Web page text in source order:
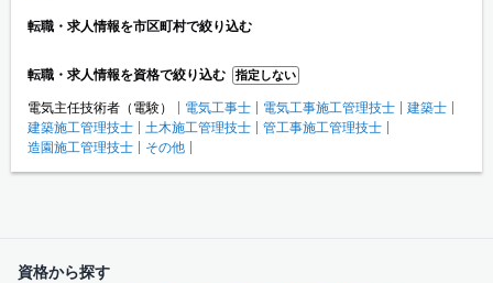
転職・求人情報を市区町村で絞り込む
転職・求人情報を資格で絞り込む 指定しない
電気主任技術者（電験） 電気工事士 電気工事施工管理技士
建築士
建築施工管理技士
土木施工管理技士
管工事施工管理技士
造園施工管理技士
その他
資格から探す